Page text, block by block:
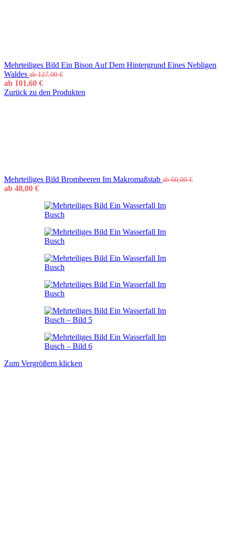
Mehrteiliges Bild Ein Bison Auf Dem Hintergrund Eines Nebligen
Waldes ab127,00€
ab 101,60 €
Zurück zu den Produkten
Mehrteiliges Bild Brombeeren Im Makromaßstab ab60,00€
ab 48,00 €
Zum Vergrößern klicken